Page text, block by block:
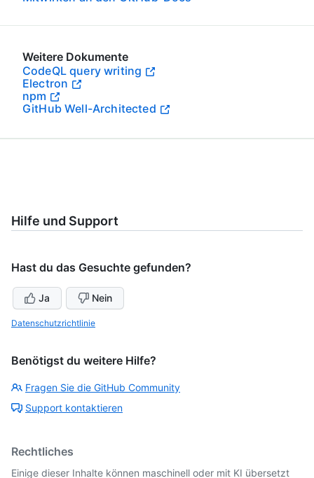
Weitere Dokumente
CodeQL query writing
Electron
npm
GitHub Well-Architected
Hilfe und Support
Hast du das Gesuchte gefunden?
Ja Nein
Datenschutzrichtlinie
Benötigst du weitere Hilfe?
Fragen Sie die GitHub Community
Support kontaktieren
Rechtliches
Einige dieser Inhalte können maschinell oder mit KI übersetzt